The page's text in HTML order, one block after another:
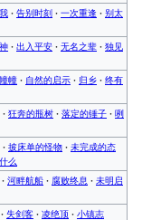
· 告别时刻 · 一次重逢 · 别太
· 出入平安 · 无名之辈 · 独见
幢 · 自然的启示 · 归乡 · 终有
· 狂奔的瓶树 · 落定的锤子 · 咧
· 披床单的怪物 · 未完成的态
么
· 河畔航船 · 腐败终息 · 未明启
· 失剑客 · 凌绝顶 · 小镇志